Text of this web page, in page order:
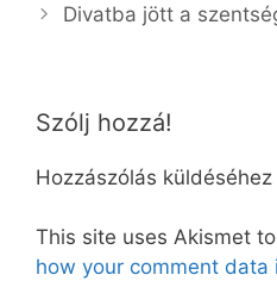
Divatba jött a
Szólj hozzá!
Hozzászólás küldéséhez
This site uses Akismet
how your comment data